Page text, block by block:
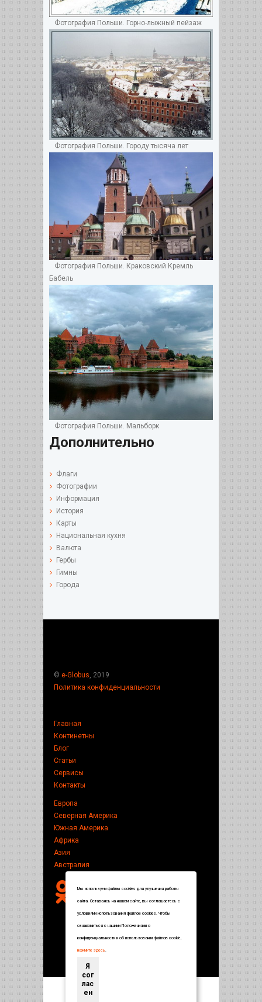
Фотография Польши. Горно-лыжный пейзаж
Фотография Польши. Городу тысяча лет
Фотография Польши. Краковский Кремль
Бабель
Фотография Польши. Мальборк
Дополнительно
Флаги
Фотографии
Информация
История
Карты
Национальная кухня
Валюта
Гербы
Гимны
Города
© e-Globus, 2019
Политика конфиденциальности
Главная
Континетны
Блог
Статьи
Сервисы
Контакты
Европа
Северная Америка
Южная Америка
Африка
Азия
Австралия
Энциклопедия по странам и городам
Мы используем файлы cookies для улучшения работы
сайта. Оставаясь на нашем сайте, вы соглашаетесь с
условиями использования файлов cookies. Чтобы
ознакомиться с нашими Положениями о
конфиденциальности и об использовании файлов cookie,
нажмите здесь.
Я
сог
лас
ен